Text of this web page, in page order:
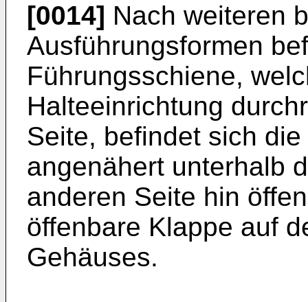
[0014] Nach weiteren
Ausführungsformen
Führungsschiene,
Halteeinrichtung
Seite, befindet sich
angenähert unterhalb
anderen Seite hin
öffenbare Klappe auf
Gehäuses.